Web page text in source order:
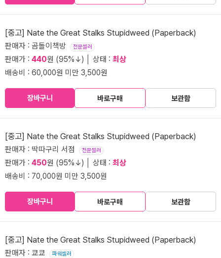
[중고] Nate the Great Stalks Stupidweed (Paperback)
판매자 : 곰돌이책방 전문셀러
판매가 : 440원 (95%↓) │ 상태 : 최상
배송비 : 60,000원 미만 3,500원
장바구니 바로구매 보관함
[중고] Nate the Great Stalks Stupidweed (Paperback)
판매자 : 딱따구리 서점 전문셀러
판매가 : 450원 (95%↓) │ 상태 : 최상
배송비 : 70,000원 미만 3,500원
장바구니 바로구매 보관함
[중고] Nate the Great Stalks Stupidweed (Paperback)
판매자 : 쿄쿄 파워셀러